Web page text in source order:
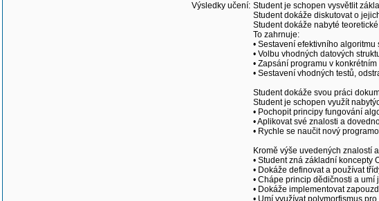
Výsledky učení: Student je schopen vysvětlit
Student dokáže diskutovat o
Student dokáže nabyté
To zahrnuje:
• Sestavení efektivního
• Volbu vhodných datových
• Zapsání programu v
• Sestavení vhodných testů,
Student dokáže svou práci
Student je schopen využít
• Pochopit principy fungování
• Aplikovat své znalosti a
• Rychle se naučit nový
Kromě výše uvedených znalostí
• Student zná základní koncepty
• Dokáže definovat a používat
• Chápe princip dědičnosti a umí
• Dokáže implementovat
• Umí využívat polymorfismus